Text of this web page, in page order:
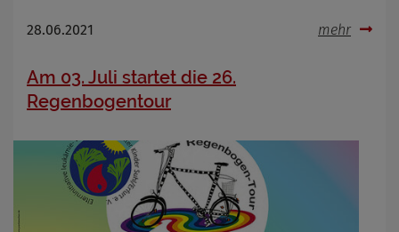
28.06.2021 mehr
Am 03. Juli startet die 26.
Regenbogentour